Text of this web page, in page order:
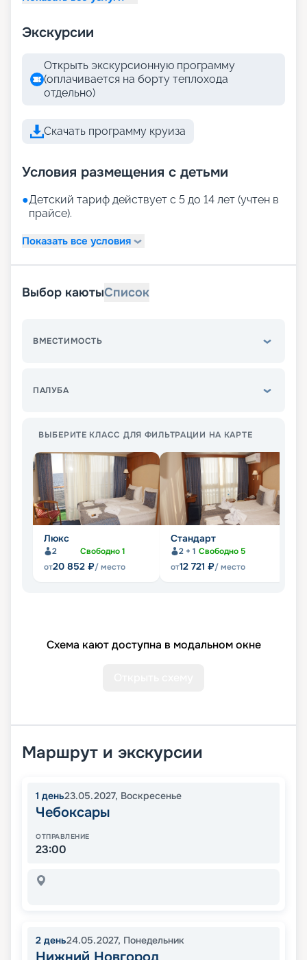
Экскурсии
Открыть экскурсионную программу
(оплачивается на борту теплохода
отдельно)
Скачать программу круиза
Условия размещения с детьми
●Детский тариф действует с 5 до 14 лет (учтен в
прайсе).
Показать все условия
Выбор каютыСписок
ВМЕСТИМОСТЬ
ПАЛУБА
ВЫБЕРИТЕ КЛАСС ДЛЯ ФИЛЬТРАЦИИ НА КАРТЕ
Люкс
2 Свободно1
от20 852 ₽/ место
Стандарт
2 + 1 Свободно5
от12 721 ₽/ место
Схема кают доступна в модальном окне
Маршрут и экскурсии
1 день23.05.2027, Воскресенье
Чебоксары
ОТПРАВЛЕНИЕ
23:00
2 день24.05.2027, Понедельник